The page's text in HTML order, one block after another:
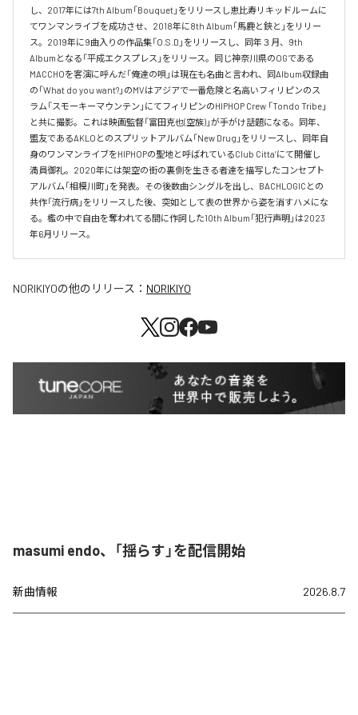
し、2017年には7th Album「Bouquet」をリリースし恵比寿リキッドルームに
てワンマンライブを成功させ、2018年に8th Album「馬鹿と鋏と」をリリー
ス。2019年に9曲入りの作品集「O.S.D」をリリースし、同年３月、9th
Albumとなる「平成エクスプレス」をリリース。同じ神奈川県のOGである
MACCHOを客演に呼んだ「俺達の唄」は現在も名曲と言われ、同Album収録曲
の「What do you want?」のMVはアジアで一番危険と名高いフィリピンのス
ラム「スモーキーマウンテン」にてフィリピンのHIPHOP Crew 「Tondo Tribe」
と共に撮影。これは映画監督「富田克也(空族)」が手がけ話題になる。同年、
盟友であるAKLOとのスプリットアルバム「New Drug」をリリースし、同年自
身のワンマンライブをHIPHOPの聖地と呼ばれているClub Citta’にて開催し
満員御礼。2020年には架空の街の裏側を生きる者達を描写したコンセプト
アルバム「相模川町」を発表。その後数曲シングルを出し、BACHLOGICとの
共作「流行病」をリリースした後、突如として表の世界から姿を消すハメにな
る。檻の中で自由を奪われてる間に作詞した10th Album「犯行声明」は2023
年6月リリース。
NORIKIYOの他のリリース： NORIKIYO
masumi endo、「揺らす」を配信開始
新曲情報 2026.8.7